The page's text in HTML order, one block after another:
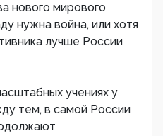
нового мирового
нужна война, или хотя
лучше России
учениях у
тем, в самой России